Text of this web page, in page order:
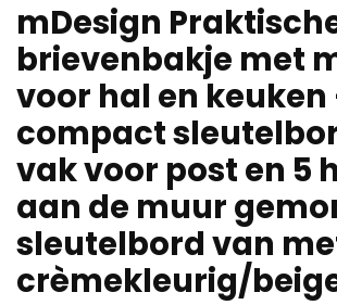
mDesign
brievenbakje met
voor hal en keuken
compact
vak voor post en 5
aan de muur
sleutelbord van
crèmekleurig/